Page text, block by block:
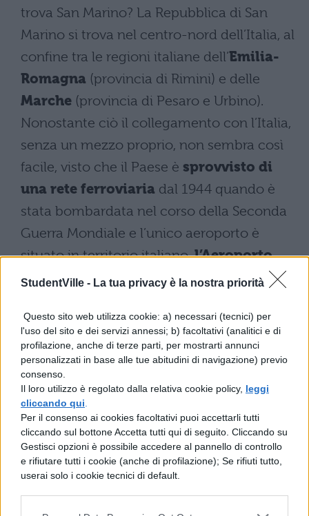
StudentVille - La tua privacy è la nostra priorità
Questo sito web utilizza cookie: a) necessari (tecnici) per
l'uso del sito e dei servizi annessi; b) facoltativi (analitici e di
profilazione, anche di terze parti, per mostrarti annunci
personalizzati in base alle tue abitudini di navigazione) previo
consenso.
Il loro utilizzo è regolato dalla relativa cookie policy, leggi
cliccando qui
Per il consenso ai cookies facoltativi puoi accettarli tutti
cliccando sul bottone Accetta tutti qui di seguito. Cliccando su
Gestisci opzioni è possibile accedere al pannello di controllo
e rifiutare tutti i cookie (anche di profilazione); Se rifiuti tutto,
userai solo i cookie tecnici di default.
trova San Marino? La Repubblica di San
Marino si trova nel centro-nord dell’Italia, al
confine tra le regioni italiane dell’Emilia-
Romagna (provincia di Rimini) e delle
Marche (provincia di Pesaro e Urbino).
Nonostante ciò il collegamento con l’Italia,
senza un mezzo proprio, non sembra così
facile, visto che il Paese è sprovvisto di
una rete ferroviaria dal 1944 quando è
stata bombardata nel corso della Seconda
Guerra Mondiale e l’unico aeroporto è
situato in territorio italiano,l’Aeroporto
Internazionale di Rimini e San Marino
prendere degli autobus per giungere a San
Marino.
Come arrivare a San Marino
Ecco allora nel dettagliocome arrivare a
San Marino:
IN AUTOMOBILE: Autostrada A14
Bologna – Ancona, uscita Rimini Sud –